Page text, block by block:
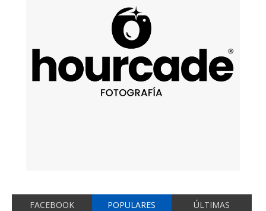
FACEBOOK POPULARES ÚLTIMAS